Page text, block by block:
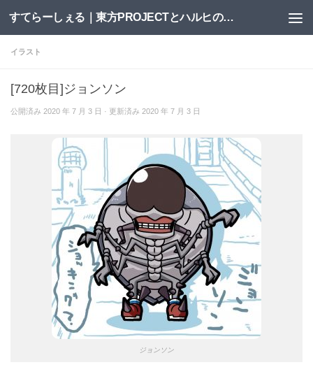
コンテンツへスキップ すてらーしぇる｜東方PROJECTとハルヒの二次創作サイト
イラスト
[720枚目]ジョンソン
公開済み 2020 年 7 月 3 日 · 更新済み 2020 年 7 月 3 日
ジョンソン